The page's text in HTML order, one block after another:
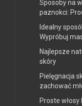
Sposoby na
paznokci:
Idealny
Wypróbuj
Najlepsze
skóry
Pielęgnacja
zachować
Proste